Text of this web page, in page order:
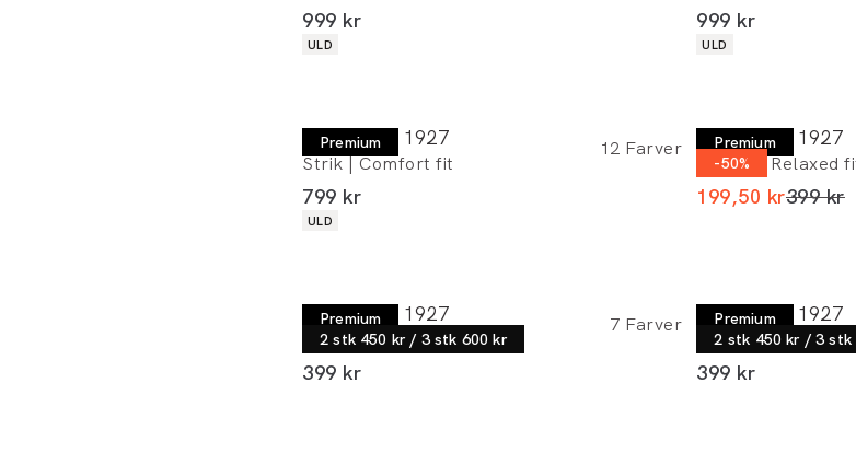
I alt (inkl. rabat)
999 kr
Produkt egenskaber
ULD
I alt (inkl. rabat)
999 kr
Produkt egenskaber
ULD
Premium
Lindbergh 1927
Strik | Comfort fit
12 Farver
I alt (inkl. rabat)
799 kr
Produkt egenskaber
ULD
Premium
-50%
Lindbergh 1927
T-shirt | Relaxed
199,50 krI alt
399 kr
Premium
2 stk 450 kr / 3 stk 600 kr
Lindbergh 1927
T-shirt | Relaxed fit
7 Farver
I alt (inkl. rabat)
399 kr
Premium
2 stk 450 kr / 3 stk
Lindbergh 1927
T-shirt | Relaxed
I alt (inkl. rabat)
399 kr